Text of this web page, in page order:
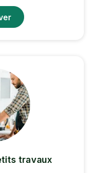
travaux